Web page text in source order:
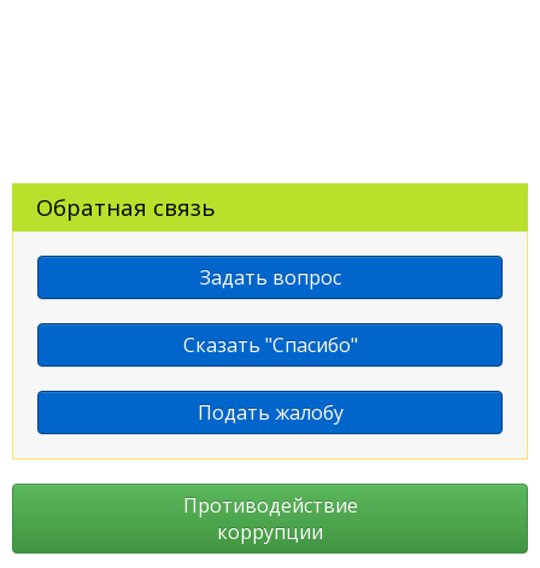
Обратная связь
Задать вопрос
Сказать "Спасибо"
Подать жалобу
Противодействие
коррупции